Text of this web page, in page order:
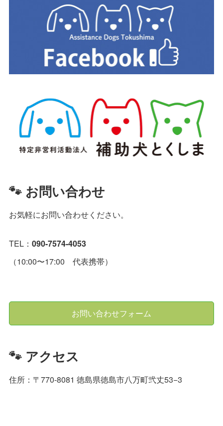
🐾 お問い合わせ
お気軽にお問い合わせください。
TEL：090-7574-4053
（10:00〜17:00 代表携帯）
お問い合わせフォーム
🐾 アクセス
住所：〒770-8081 徳島県徳島市八万町弐丈53−3